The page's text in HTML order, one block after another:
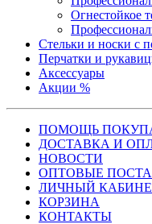
Огнестойкое
Стельки и носки с
Перчатки и
Аксессуары
Акции %
ПОМОЩЬ
ДОСТАВКА И
НОВОСТИ
ОПТОВЫЕ
ЛИЧНЫЙ
КОРЗИНА
КОНТАКТЫ